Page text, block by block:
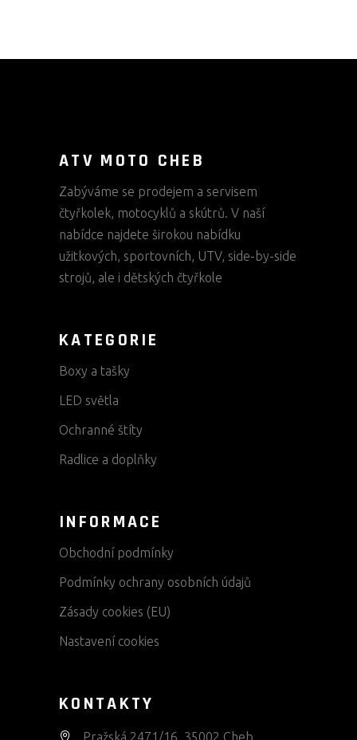
ATV MOTO CHEB
Zabýváme se prodejem a servisem
čtyřkolek, motocyklů a skútrů. V naší
nabídce najdete širokou nabídku
užitkových, sportovních, UTV, side-by-side
strojů, ale i dětských čtyřkole
KATEGORIE
Boxy a tašky
LED světla
Ochranné štíty
Radlice a doplňky
INFORMACE
Obchodní podmínky
Podmínky ochrany osobních údajů
Zásady cookies (EU)
Nastavení cookies
KONTAKTY
Pražská 2471/16, 35002 Cheb